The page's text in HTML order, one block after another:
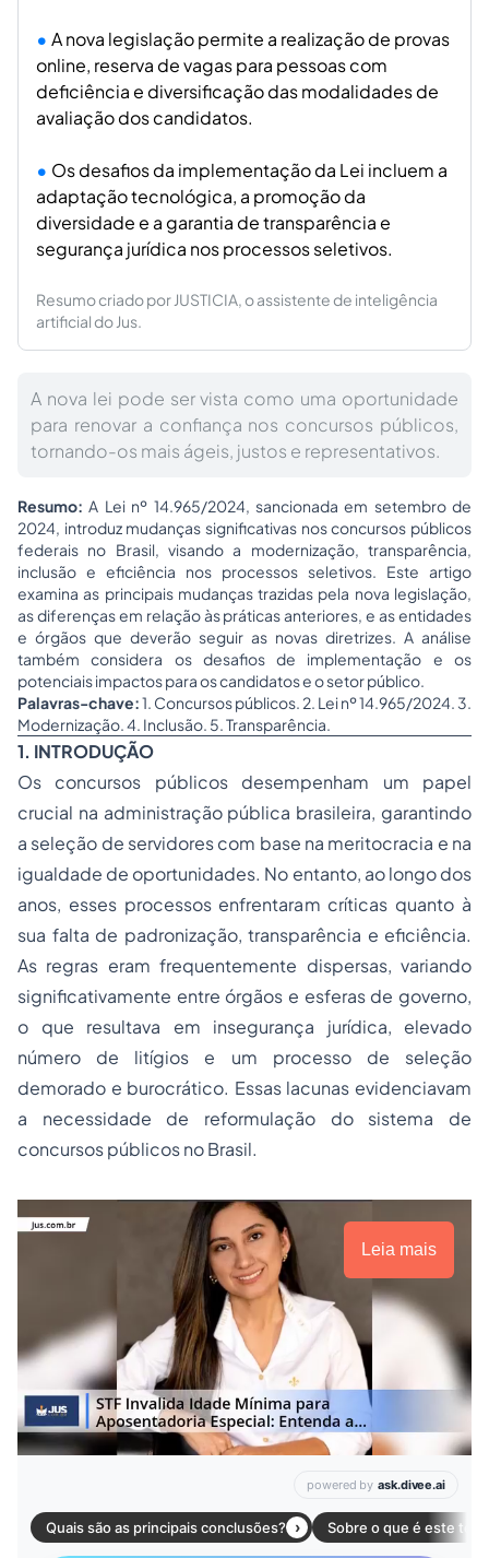
A nova legislação permite a realização de provas
online, reserva de vagas para pessoas com
deficiência e diversificação das modalidades de
avaliação dos candidatos.
Os desafios da implementação da Lei incluem a
adaptação tecnológica, a promoção da
diversidade e a garantia de transparência e
segurança jurídica nos processos seletivos.
Resumo criado por JUSTICIA, o assistente de inteligência
artificial do Jus.
A nova lei pode ser vista como uma oportunidade
para renovar a confiança nos concursos públicos,
tornando-os mais ágeis, justos e representativos.
Resumo:A Lei nº 14.965/2024, sancionada em setembro de
2024, introduz mudanças significativas nos concursos públicos
federais no Brasil, visando a modernização, transparência,
inclusão e eficiência nos processos seletivos. Este artigo
examina as principais mudanças trazidas pela nova legislação,
as diferenças em relação às práticas anteriores, e as entidades
e órgãos que deverão seguir as novas diretrizes. A análise
também considera os desafios de implementação e os
potenciais impactos para os candidatos e o setor público.
Palavras-chave:1. Concursos públicos. 2. Lei nº 14.965/2024. 3.
Modernização. 4. Inclusão. 5. Transparência.
1. INTRODUÇÃO
Os concursos públicos desempenham um papel
crucial na administração pública brasileira, garantindo
a seleção de servidores com base na meritocracia e na
igualdade de oportunidades. No entanto, ao longo dos
anos, esses processos enfrentaram críticas quanto à
sua falta de padronização, transparência e eficiência.
As regras eram frequentemente dispersas, variando
significativamente entre órgãos e esferas de governo,
o que resultava em insegurança jurídica, elevado
número de litígios e um processo de seleção
demorado e burocrático. Essas lacunas evidenciavam
a necessidade de reformulação do sistema de
concursos públicos no Brasil.
Leia mais